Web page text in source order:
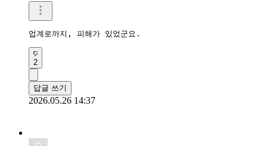
업계로까지, 피해가 있었군요.
2
답글 쓰기
2026.05.26 14:37